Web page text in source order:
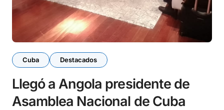
Cuba Destacados
Llegó a Angola presidente de
Asamblea Nacional de Cuba